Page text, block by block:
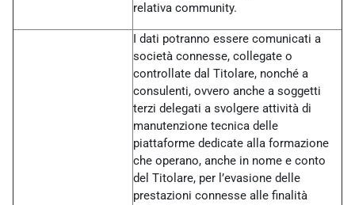
relativa community.
I dati potranno essere comunicati a
società connesse, collegate o
controllate dal Titolare, nonché a
consulenti, ovvero anche a soggetti
terzi delegati a svolgere attività di
manutenzione tecnica delle
piattaforme dedicate alla formazione
che operano, anche in nome e conto
del Titolare, per l’evasione delle
prestazioni connesse alle finalità